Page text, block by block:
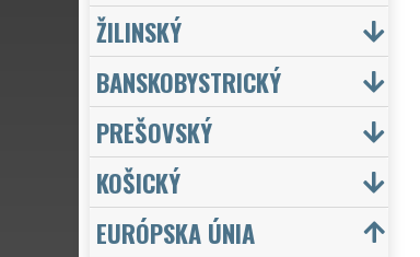
ŽILINSKÝ
BANSKOBYSTRICKÝ
PREŠOVSKÝ
KOŠICKÝ
EURÓPSKA ÚNIA